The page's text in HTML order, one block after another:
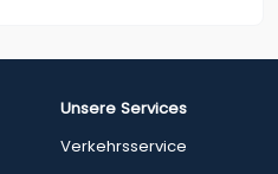
Unsere Services
Verkehrsservice